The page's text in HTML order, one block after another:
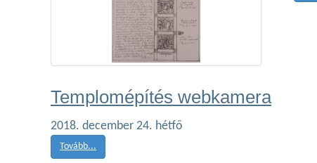
Templomépítés webkamera
2018. december 24. hétfő
Tovább...